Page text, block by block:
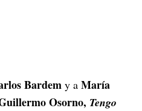
Bardem y a María
Osorno, Tengo